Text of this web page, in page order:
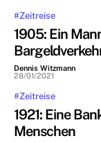
#Zeitreise
1905: Ein
Dennis Witzmann -
28/01/2021
#Zeitreise
1921: Eine
Menschen